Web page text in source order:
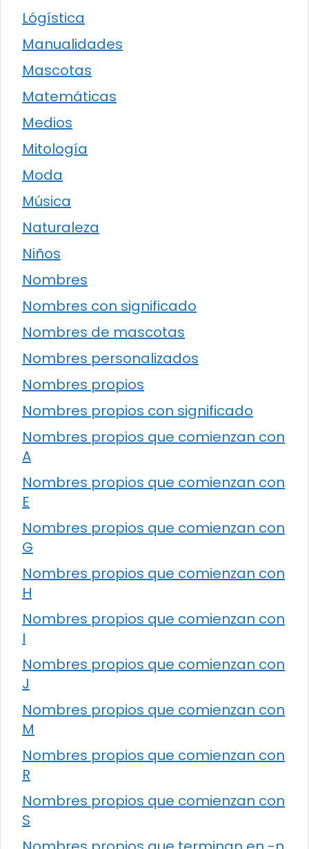
Lógística
Manualidades
Mascotas
Matemáticas
Medios
Mitología
Moda
Música
Naturaleza
Niños
Nombres
Nombres con significado
Nombres de mascotas
Nombres personalizados
Nombres propios
Nombres propios con significado
Nombres propios que comienzan con
A
Nombres propios que comienzan con
E
Nombres propios que comienzan con
G
Nombres propios que comienzan con
H
Nombres propios que comienzan con
I
Nombres propios que comienzan con
J
Nombres propios que comienzan con
M
Nombres propios que comienzan con
R
Nombres propios que comienzan con
S